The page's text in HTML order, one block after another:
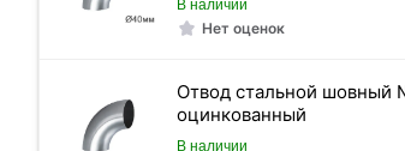
В наличии
Нет оценок
Отвод стальной шовный
оцинкованный
В наличии